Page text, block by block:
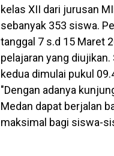
kelas XII dari jurusan
sebanyak 353 siswa.
tanggal 7 s.d 15 Maret
pelajaran yang
kedua dimulai pukul
"Dengan adanya
Medan dapat berjalan
maksimal bagi siswa-